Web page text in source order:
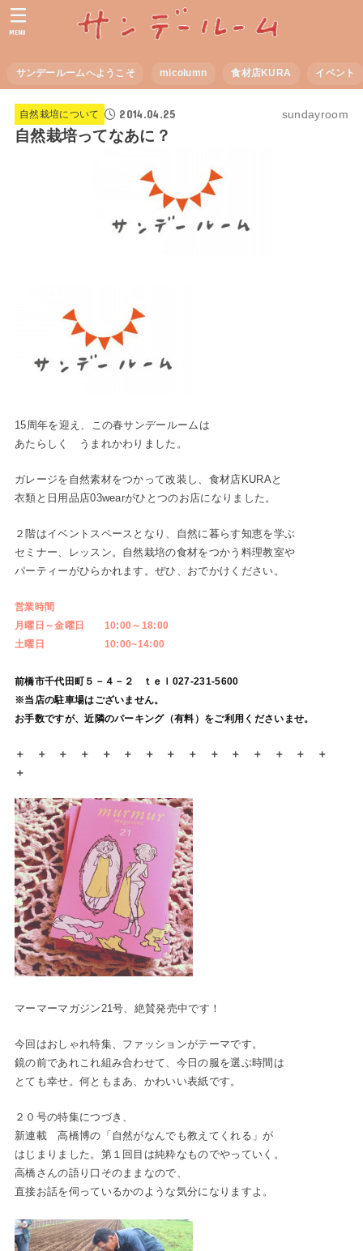
サンデールームへようこそ micolumn 食材店KURA イベント
MENU
自然栽培について 2014.04.25 sundayroom
自然栽培ってなあに？
15周年を迎え、この春サンデールームは
あたらしく うまれかわりました。
ガレージを自然素材をつかって改装し、食材店KURAと
衣類と日用品店03wearがひとつのお店になりました。
２階はイベントスペースとなり、自然に暮らす知恵を学ぶ
セミナー、レッスン。自然栽培の食材をつかう料理教室や
パーティーがひらかれます。ぜひ、おでかけください。
営業時間
月曜日～金曜日 10:00～18:00
土曜日 10:00~14:00
前橋市千代田町５－４－２ ｔｅｌ027-231-5600
※当店の駐車場はございません。
お手数ですが、近隣のパーキング（有料）をご利用くださいませ。
＋ ＋ ＋ ＋ ＋ ＋ ＋ ＋ ＋ ＋ ＋ ＋ ＋ ＋ ＋
＋
マーマーマガジン21号、絶賛発売中です！
今回はおしゃれ特集、ファッションがテーマです。
鏡の前であれこれ組み合わせて、今日の服を選ぶ時間は
とても幸せ。何ともまあ、かわいい表紙です。
２０号の特集につづき、
新連載 高橋博の「自然がなんでも教えてくれる」が
はじまりました。第１回目は純粋なものでやっていく。
高橋さんの語り口そのままなので、
直接お話を伺っているかのような気分になりますよ。